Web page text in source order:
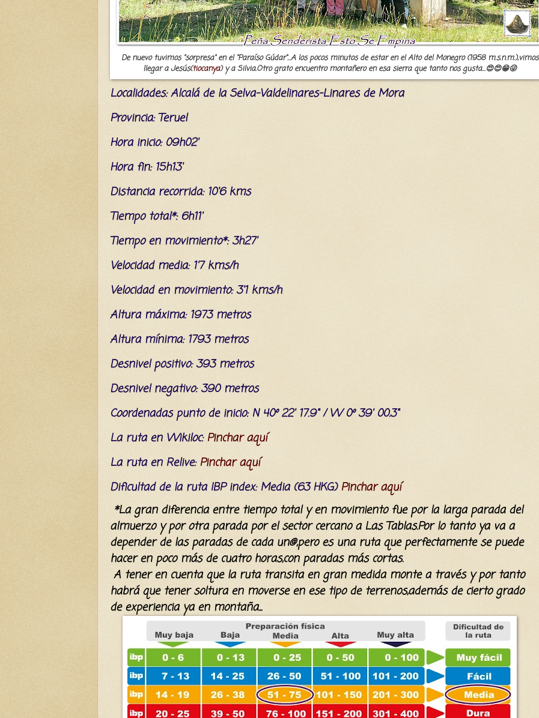
De nuevo tuvimos "sorpresa" en el "Paraíso Gúdar"...A los pocos minutos de estar en el Alto del Monegro (1958 m.s.n.m.),vimos
llegar a Jesús(tiocanya) y a Silvia.Otro grato encuentro montañero en esa sierra que tanto nos gusta...😍😍😁😜
Localidades: Alcalá de la Selva-Valdelinares-Linares de Mora
Provincia: Teruel
Hora inicio: 09h02'
Hora fin: 15h13'
Distancia recorrida: 10'6 kms
Tiempo total*: 6h11'
Tiempo en movimiento*: 3h27'
Velocidad media: 1'7 kms/h
Velocidad en movimiento: 3'1 kms/h
Altura máxima: 1973 metros
Altura mínima: 1793 metros
Desnivel positivo: 393 metros
Desnivel negativo: 390 metros
Coordenadas punto de inicio: N 40º 22' 17.9" / W 0º 39' 00.3"
La ruta en Wikiloc: Pinchar aquí
La ruta en Relive: Pinchar aquí
Dificultadde la ruta IBP index: Media (63 HKG) Pinchar aquí
*La gran diferencia entre tiempo total y en movimiento fue por la larga parada del
almuerzo y por otra parada por el sector cercano a Las Tablas.Por lo tanto ya va a
depender de las paradas de cada un@,pero es una ruta que perfectamente se puede
hacer en poco más de cuatro horas,con paradas más cortas.
A tener en cuenta que la ruta transita en gran medida monte a través y por tanto
habrá que tener soltura en moverse en ese tipo de terrenos,además de cierto grado
de experiencia ya en montaña...